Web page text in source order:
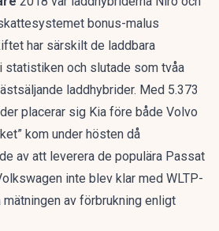
bonus-malus
har särskilt de laddbara
statistiken och slutade som tvåa
laddhybrider. Med 5.373
placerar sig Kia före både Volvo
kom under hösten då
av att leverera de populära Passat
inte blev klar med WLTP-
mätningen av förbrukning enligt